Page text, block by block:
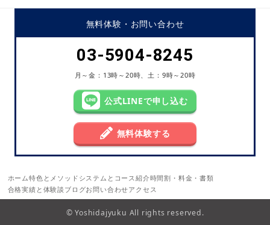
無料体験・ お問い合わせ
03-5904-8245
月～金：13時～20時、土：9時～20時
公式LINEで申し込む
無料体験する
ホーム特色とメソッド システムとコース紹介時間割・料金・書類
合格実績と体験談 ブログお問い合わせアクセス
© Yoshidajyuku All rights reserved.